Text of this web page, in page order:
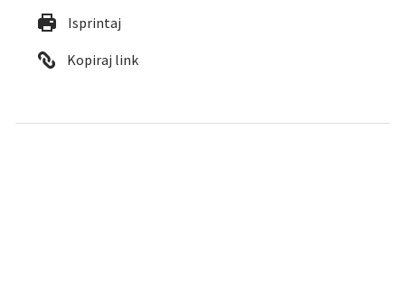
Isprintaj
Kopiraj link